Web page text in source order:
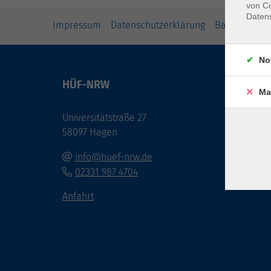
Impressum Datenschutzerklärung
HÜF-NRW
Universitätstraße 27
58097 Hagen
info@huef-nrw.de
02331 987 4704
Anfahrt
und
von